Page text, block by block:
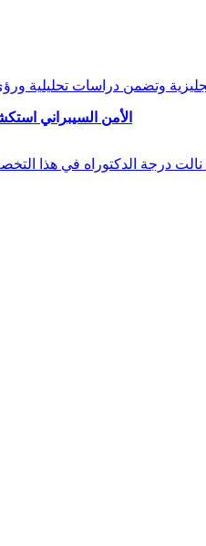
الأمن السيبراني
درجة الدكتوراه في هذا